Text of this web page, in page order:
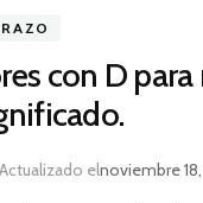
con D para
Actualizado elnoviembre